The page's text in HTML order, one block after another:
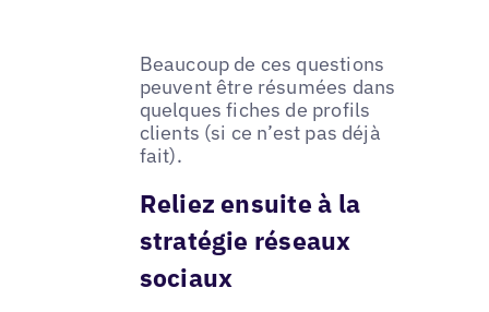
Beaucoup de ces questions
peuvent être résumées dans
quelques fiches de profils
clients (si ce n’est pas déjà
fait).
Reliez ensuite à la
stratégie réseaux
sociaux